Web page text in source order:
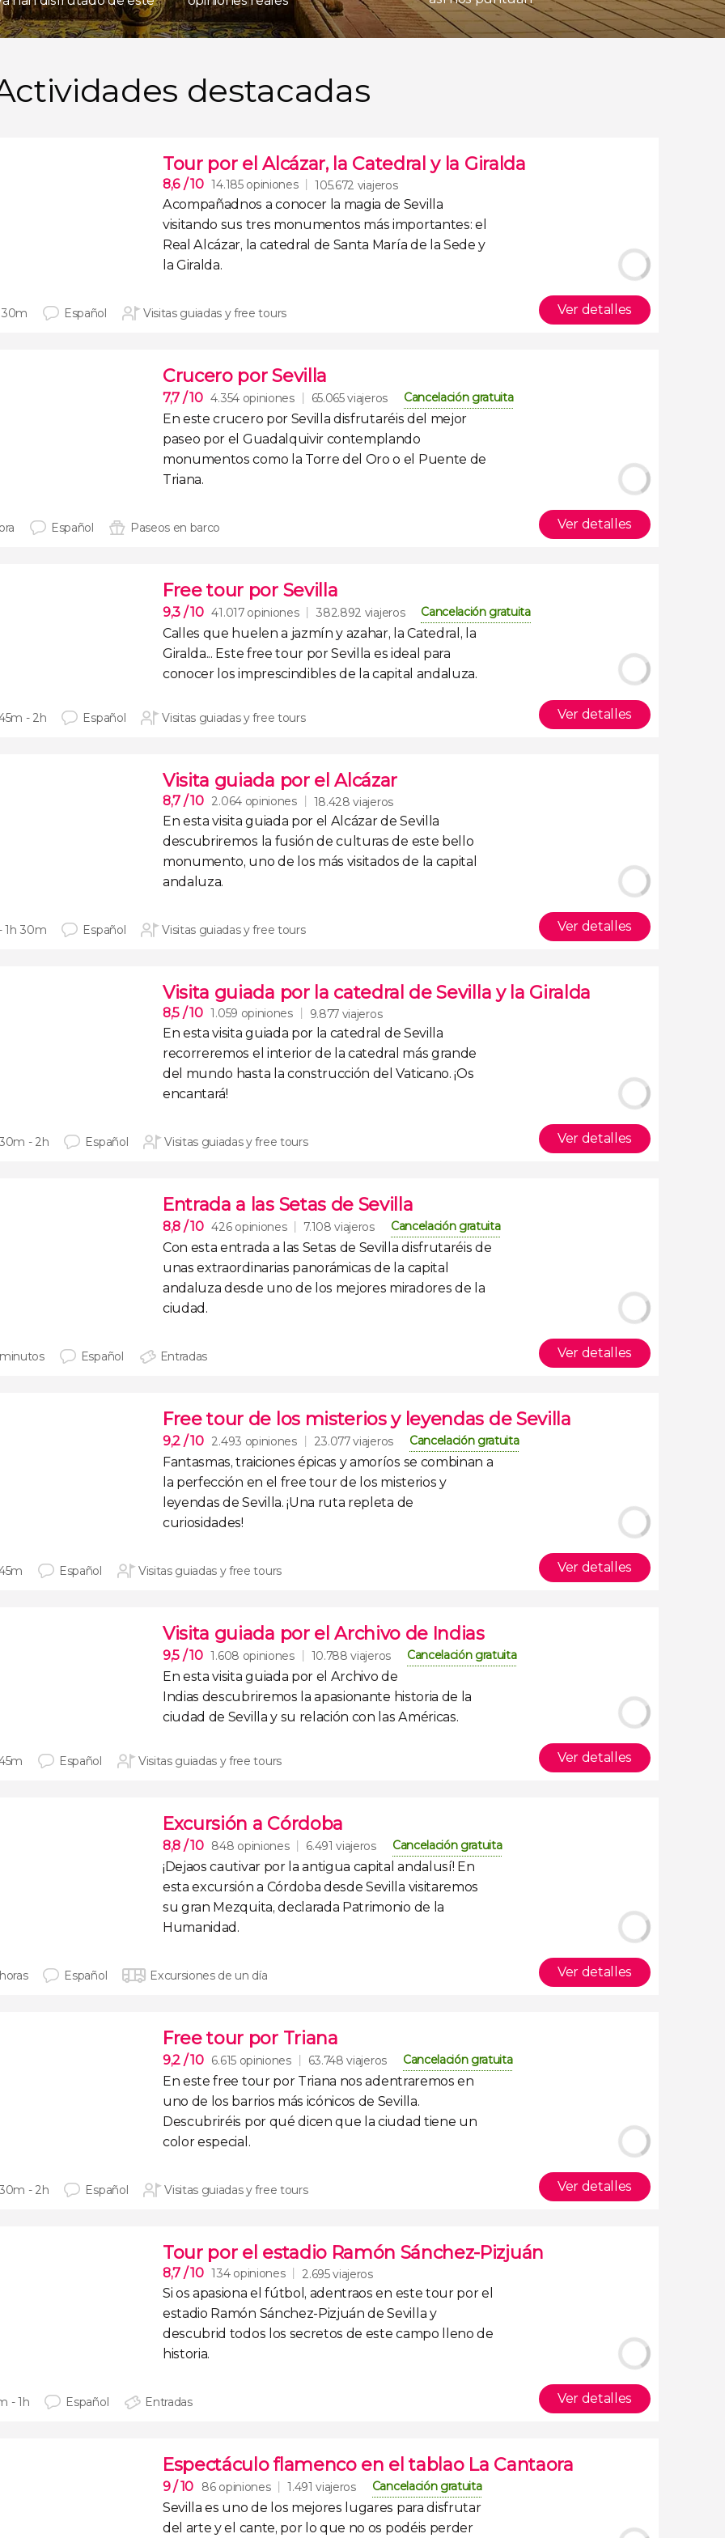
destacadas
Tour por el Alcázar, la Catedral y la Giralda
8,6 / 10 14.185 opiniones 105.672 viajeros
Acompañadnos a conocer la magia de Sevilla
visitando sus tres monumentos más importantes: el
Real Alcázar, la catedral de Santa María de la Sede y
laGiralda.
Español Visitas guiadas y free tours Ver detalles
Crucero por Sevilla
7,7 / 10 4.354 opiniones 65.065 viajeros Cancelación gratuita
En estecrucero por Sevilladisfrutaréis del mejor
paseo por el Guadalquivir contemplando
monumentos como la Torre del Oro o el Puente de
Triana.
Español Paseos en barco Ver detalles
Free tour por Sevilla
9,3 / 10 41.017 opiniones 382.892 viajeros Cancelación gratuita
Calles que huelen a jazmín y azahar, laCatedral , la
Giralda... Este free tour por Sevilla es ideal para
conocer los imprescindibles de la capital andaluza.
- 2h Español Visitas guiadas y free tours Ver detalles
Visita guiada por el Alcázar
8,7 / 10 2.064 opiniones 18.428 viajeros
En estavisita guiada por el Alcázar de Sevilla
descubriremos la fusión de culturas de este bello
monumento, uno de los más visitados de la capital
andaluza.
1h 30m Español Visitas guiadas y free tours Ver detalles
Visita guiada por la catedral de Sevilla y la Giralda
8,5 / 10 1.059 opiniones 9.877 viajeros
En estavisita guiada por la catedral de Sevilla
recorreremos el interior de lacatedral más grande
del mundo hasta la construcción del Vaticano. ¡Os
encantará!
- 2h Español Visitas guiadas y free tours Ver detalles
Entrada a las Setas de Sevilla
8,8 / 10 426 opiniones 7.108 viajeros Cancelación gratuita
Con estaentrada a las Setas de Sevilla disfrutaréis de
unasextraordinarias panorámicas de la capital
andaluza desde uno de los mejores miradores de la
ciudad.
Español Entradas Ver detalles
Free tour de los misterios y leyendas de Sevilla
9,2 / 10 2.493 opiniones 23.077 viajeros Cancelación gratuita
Fantasmas, traiciones épicas y amoríos se combinan a
la perfección en el free tour de los misterios y
leyendas de Sevilla. ¡Una ruta repleta de
curiosidades!
Español Visitas guiadas y free tours Ver detalles
Visita guiada por el Archivo de Indias
9,5 / 10 1.608 opiniones 10.788 viajeros Cancelación gratuita
En esta visita guiada por el Archivo de
Indias descubriremos la apasionante historia de la
ciudad de Sevilla y su relación con las Américas.
Español Visitas guiadas y free tours Ver detalles
Excursión a Córdoba
8,8 / 10 848 opiniones 6.491 viajeros Cancelación gratuita
¡Dejaos cautivar por laantigua capital andalusí! En
estaexcursión a Córdoba desde Sevilla visitaremos
su gran Mezquita, declarada Patrimonio de la
Humanidad.
Español Excursiones de un día Ver detalles
Free tour por Triana
9,2 / 10 6.615 opiniones 63.748 viajeros Cancelación gratuita
En estefree tour por Triana nos adentraremos en
uno de los barrios más icónicos de Sevilla.
Descubriréis por qué dicen que la ciudad tiene un
color especial.
- 2h Español Visitas guiadas y free tours Ver detalles
Tour por el estadio Ramón Sánchez-Pizjuán
8,7 / 10 134 opiniones 2.695 viajeros
Si os apasiona el fútbol, adentraos en este tour por el
estadio Ramón Sánchez-Pizjuán de Sevilla y
descubrid todos los secretos de este campo lleno de
historia.
- 1h Español Entradas Ver detalles
Espectáculo flamenco en el tablao La Cantaora
9/ 10 86 opiniones 1.491 viajeros Cancelación gratuita
Sevilla es uno de los mejores lugares para disfrutar
del arte y el cante, por lo que no os podéis perder